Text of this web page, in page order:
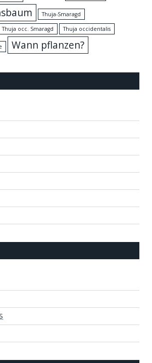
Thuja-Smaragd
Thuja occ. Smaragd Thuja occidentalis
Wann pflanzen?